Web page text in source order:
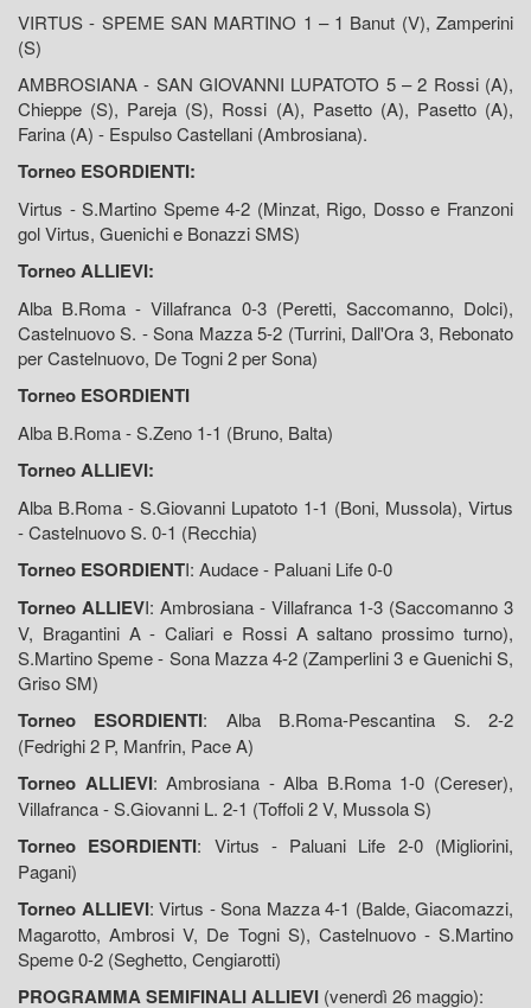
VIRTUS - SPEME SAN MARTINO 1 – 1 Banut (V), Zamperini
(S)
AMBROSIANA - SAN GIOVANNI LUPATOTO 5 – 2 Rossi (A),
Chieppe (S), Pareja (S), Rossi (A), Pasetto (A), Pasetto (A),
Farina (A) - Espulso Castellani (Ambrosiana).
Torneo ESORDIENTI:
Virtus - S.Martino Speme 4-2 (Minzat, Rigo, Dosso e Franzoni
gol Virtus, Guenichi e Bonazzi SMS)
Torneo ALLIEVI:
Alba B.Roma - Villafranca 0-3 (Peretti, Saccomanno, Dolci),
Castelnuovo S. - Sona Mazza 5-2 (Turrini, Dall'Ora 3, Rebonato
per Castelnuovo, De Togni 2 per Sona)
Torneo ESORDIENTI
Alba B.Roma - S.Zeno 1-1 (Bruno, Balta)
Torneo ALLIEVI:
Alba B.Roma - S.Giovanni Lupatoto 1-1 (Boni, Mussola), Virtus
- Castelnuovo S. 0-1 (Recchia)
Torneo ESORDIENTI: Audace - Paluani Life 0-0
Torneo ALLIEVI: Ambrosiana - Villafranca 1-3 (Saccomanno 3
V, Bragantini A - Caliari e Rossi A saltano prossimo turno),
S.Martino Speme - Sona Mazza 4-2 (Zamperlini 3 e Guenichi S,
Griso SM)
Torneo ESORDIENTI: Alba B.Roma-Pescantina S. 2-2
(Fedrighi 2 P, Manfrin, Pace A)
Torneo ALLIEVI: Ambrosiana - Alba B.Roma 1-0 (Cereser),
Villafranca - S.Giovanni L. 2-1 (Toffoli 2 V, Mussola S)
Torneo ESORDIENTI: Virtus - Paluani Life 2-0 (Migliorini,
Pagani)
Torneo ALLIEVI: Virtus - Sona Mazza 4-1 (Balde, Giacomazzi,
Magarotto, Ambrosi V, De Togni S), Castelnuovo - S.Martino
Speme 0-2 (Seghetto, Cengiarotti)
PROGRAMMA SEMIFINALI ALLIEVI (venerdì 26 maggio):